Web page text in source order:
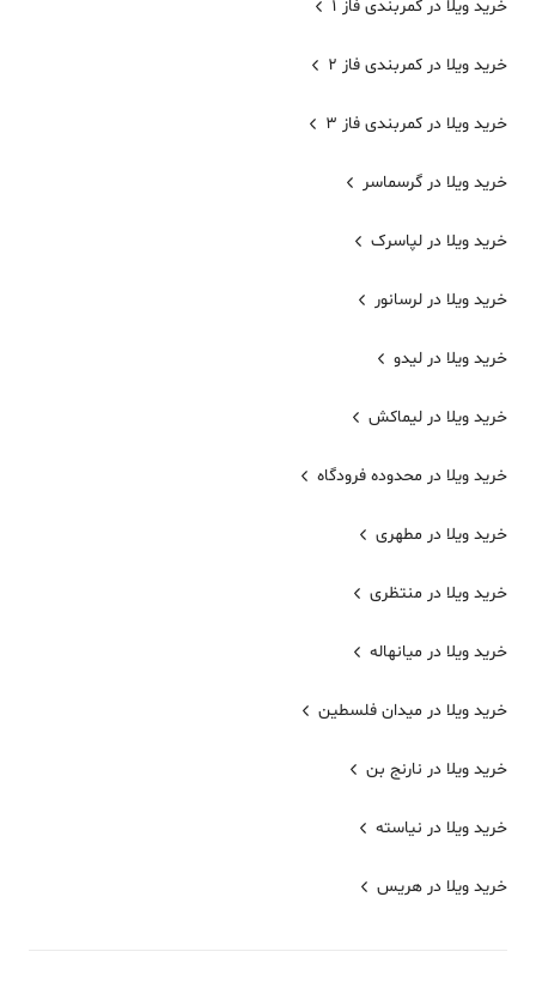
خرید ویلا در کمربندی فاز 1
خرید ویلا در کمربندی فاز 2
خرید ویلا در کمربندی فاز 3
خرید ویلا در گرسماسر
خرید ویلا در لپاسرک
خرید ویلا در لرسانور
خرید ویلا در لیدو
خرید ویلا در لیماکش
خرید ویلا در محدوده فرودگاه
خرید ویلا در مطهری
خرید ویلا در منتظری
خرید ویلا در میانهاله
خرید ویلا در میدان فلسطین
خرید ویلا در نارنج بن
خرید ویلا در نیاسته
خرید ویلا در هریس